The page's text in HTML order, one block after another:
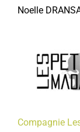
Noelle
Compagnie